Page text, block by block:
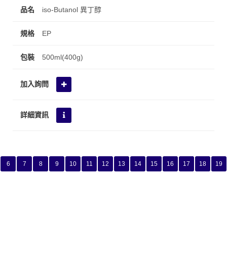
iso-Butanol 異丁醇
EP
500ml(400g)
6 7 8 9 10 11 12 13 14 15 16 17 18 19